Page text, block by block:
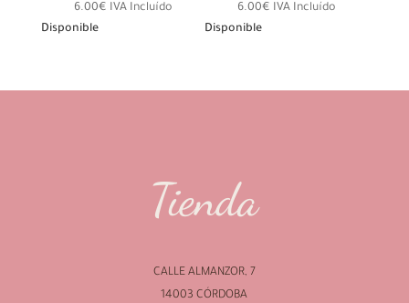
6.00€ IVA Incluído
Disponible
6.00€ IVA Incluído
Disponible
Tienda
CALLE ALMANZOR, 7
14003 CÓRDOBA